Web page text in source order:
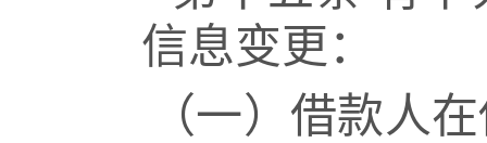
信息变更：
（一）借款人